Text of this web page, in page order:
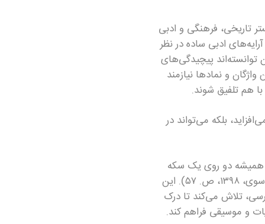
تاریخی، فرهنگی و ادبی
ادبی ساده در نظر
پیچیدگی‌های
بنابراین، مطالعه دقیق این واژگان و نمادها نیازمند
هم تلفیق شوند.
بلکه می‌تواند در
همیشه دو روی یک سکه
بوده‌اند و این تعامل به شکل‌گیری هویت هنری و فرهنگی جامعه کمک شایانی کرده است (موسوی، ۱۳۹۸، ص. ۵۷). این
تلاش می‌کند تا درک
و موسیقی فراهم کند.